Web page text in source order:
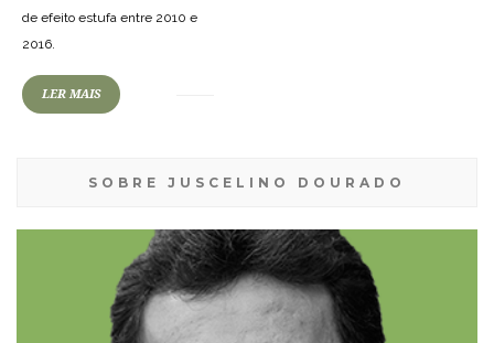
de efeito estufa entre 2010 e
2016.
LER MAIS
SOBRE JUSCELINO DOURADO